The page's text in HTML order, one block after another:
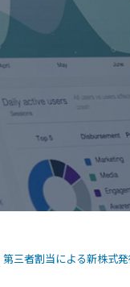
第三者割当による新株式